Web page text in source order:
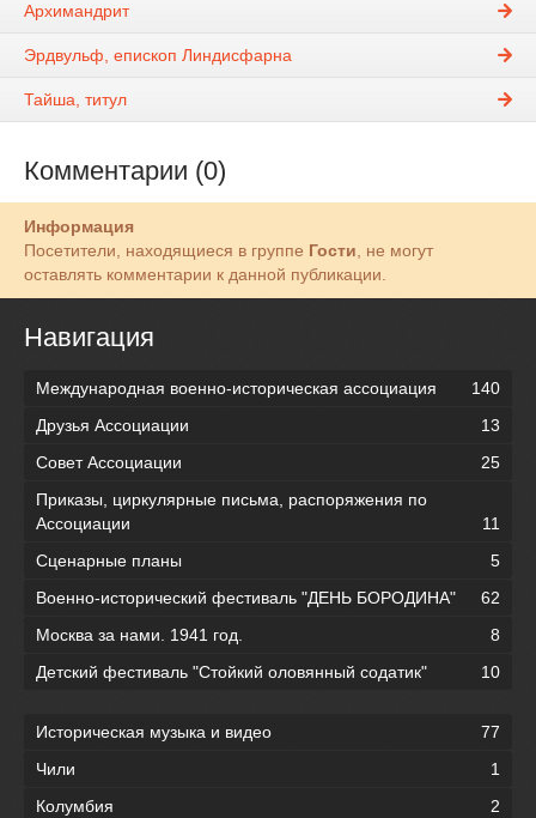
Архимандрит
Эрдвульф, епископ Линдисфарна
Тайша, титул
Комментарии (0)
Информация
Посетители, находящиеся в группе Гости, не могут
оставлять комментарии к данной публикации.
Навигация
Международная военно-историческая ассоциация
140
Друзья Ассоциации
13
Совет Ассоциации
25
Приказы, циркулярные письма, распоряжения по
Ассоциации
11
Сценарные планы
5
Военно-исторический фестиваль "ДЕНЬ БОРОДИНА"
62
Москва за нами. 1941 год.
8
Детский фестиваль "Стойкий оловянный содатик"
10
Историческая музыка и видео
77
Чили
1
Колумбия
2